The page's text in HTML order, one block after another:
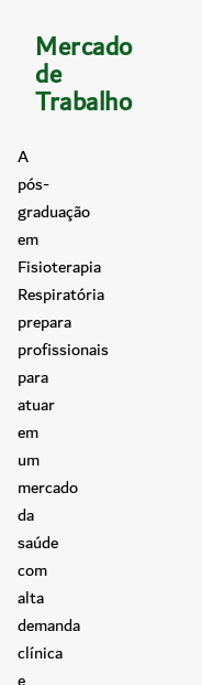
Mercado
de
Trabalho
A
pós-
graduação
em
Fisioterapia
Respiratória
prepara
profissionais
para
atuar
em
um
mercado
da
saúde
com
alta
demanda
clínica